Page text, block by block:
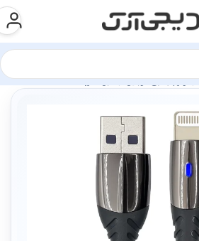
لوازم جانبی موبایل کابل شارژ